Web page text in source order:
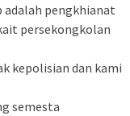
adalah pengkhianat
persekongkolan
kepolisian dan kami
semesta